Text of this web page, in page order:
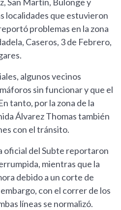
San Martín, Bulonge y
localidades que estuvieron
problemas en la zona
Caseros, 3 de Febrero,
algunos vecinos
sin funcionar y que el
tanto, por la zona de la
Álvarez Thomas también
con el tránsito.
oficial del Subte reportaron
mientras que la
debido a un corte de
con el correr de los
líneas se normalizó.